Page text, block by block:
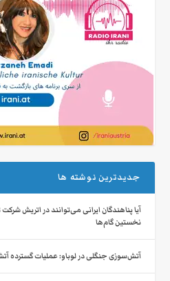
جدیدترین نوشته ها
آیا پناهندگان ایرانی می‌توانند در اتریش
نخستین گام‌ها
آتش‌سوزی جنگلی در لوباو: عملیات گسترده